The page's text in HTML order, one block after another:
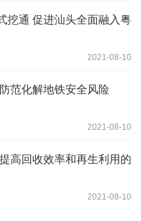
挖通 促进汕头全面融入粤
2021-08-10
范化解地铁安全风险
2021-08-10
高回收效率和再生利用的
2021-08-10